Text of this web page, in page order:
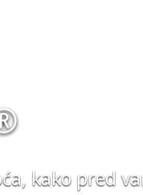
kako pred